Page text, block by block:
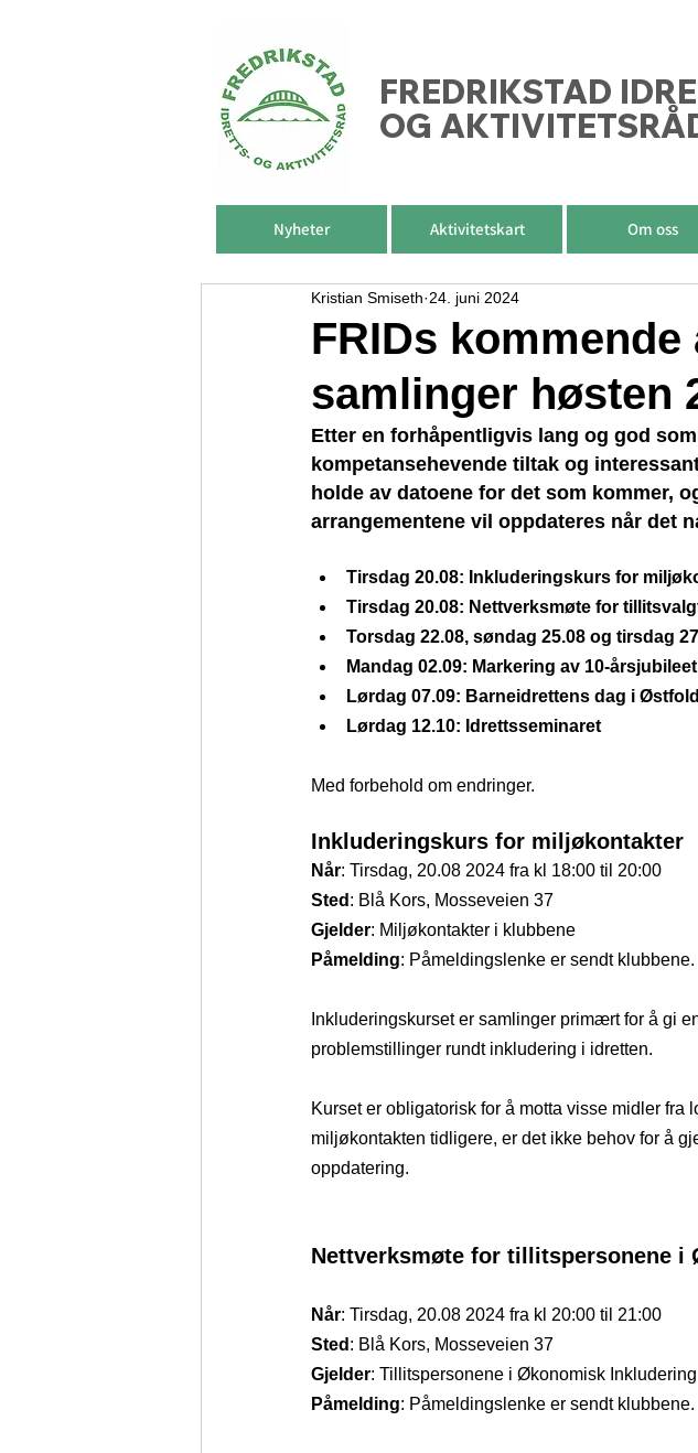
FREDRIKSTAD
OG
Nyheter Aktivitetskart Om oss
FRIDs
samlinger høsten
Kristian Smiseth 24. juni 2024
Etter en forhåpentligvis lang og god
kompetansehevende tiltak og
holde av datoene for det som kommer,
arrangementene vil oppdateres når det
Tirsdag 20.08: Inkluderingskurs for
Tirsdag 20.08: Nettverksmøte for
Torsdag 22.08, søndag 25.08 og tirsdag
Mandag 02.09: Markering av 10-
Lørdag 07.09: Barneidrettens dag i
Lørdag 12.10: Idrettsseminaret
Med forbehold om endringer.
Inkluderingskurs for miljøkontakter
Når: Tirsdag, 20.08 2024 fra kl 18:00 til 20:00
Sted : Blå Kors, Mosseveien 37
Gjelder: Miljøkontakter i klubbene
Påmelding: Påmeldingslenke er sendt klubbene.
Inkluderingskurset er samlinger primært for å gi
problemstillinger rundt inkludering i idretten.
Kurset er obligatorisk for å motta visse midler
miljøkontakten tidligere, er det ikke behov for å
oppdatering.
Nettverksmøte for tillitspersonene i
Når: Tirsdag, 20.08 2024 fra kl 20:00 til 21:00
Sted : Blå Kors, Mosseveien 37
Gjelder: Tillitspersonene i Økonomisk Inkludering
Påmelding: Påmeldingslenke er sendt klubbene.